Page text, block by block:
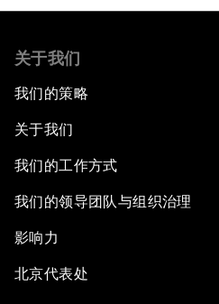
关于我们
我们的策略
关于我们
我们的工作方式
我们的领导团队与组织治理
影响力
北京代表处